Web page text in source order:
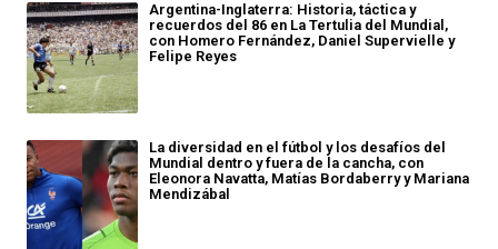
Argentina-Inglaterra: Historia, táctica y
recuerdos del 86 en La Tertulia del Mundial,
con Homero Fernández, Daniel Supervielle y
Felipe Reyes
La diversidad en el fútbol y los desafíos del
Mundial dentro y fuera de la cancha, con
Eleonora Navatta, Matías Bordaberry y Mariana
Mendizábal